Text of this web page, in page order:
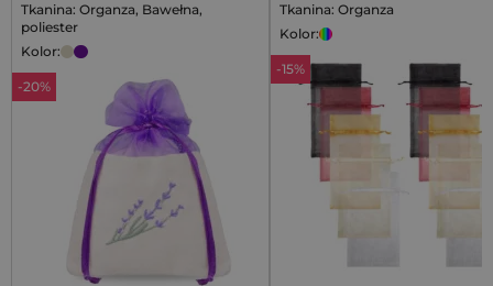
Tkanina: Organza, Bawełna,
poliester
Kolor:
-20%
Tkanina: Organza
Kolor:
-15%